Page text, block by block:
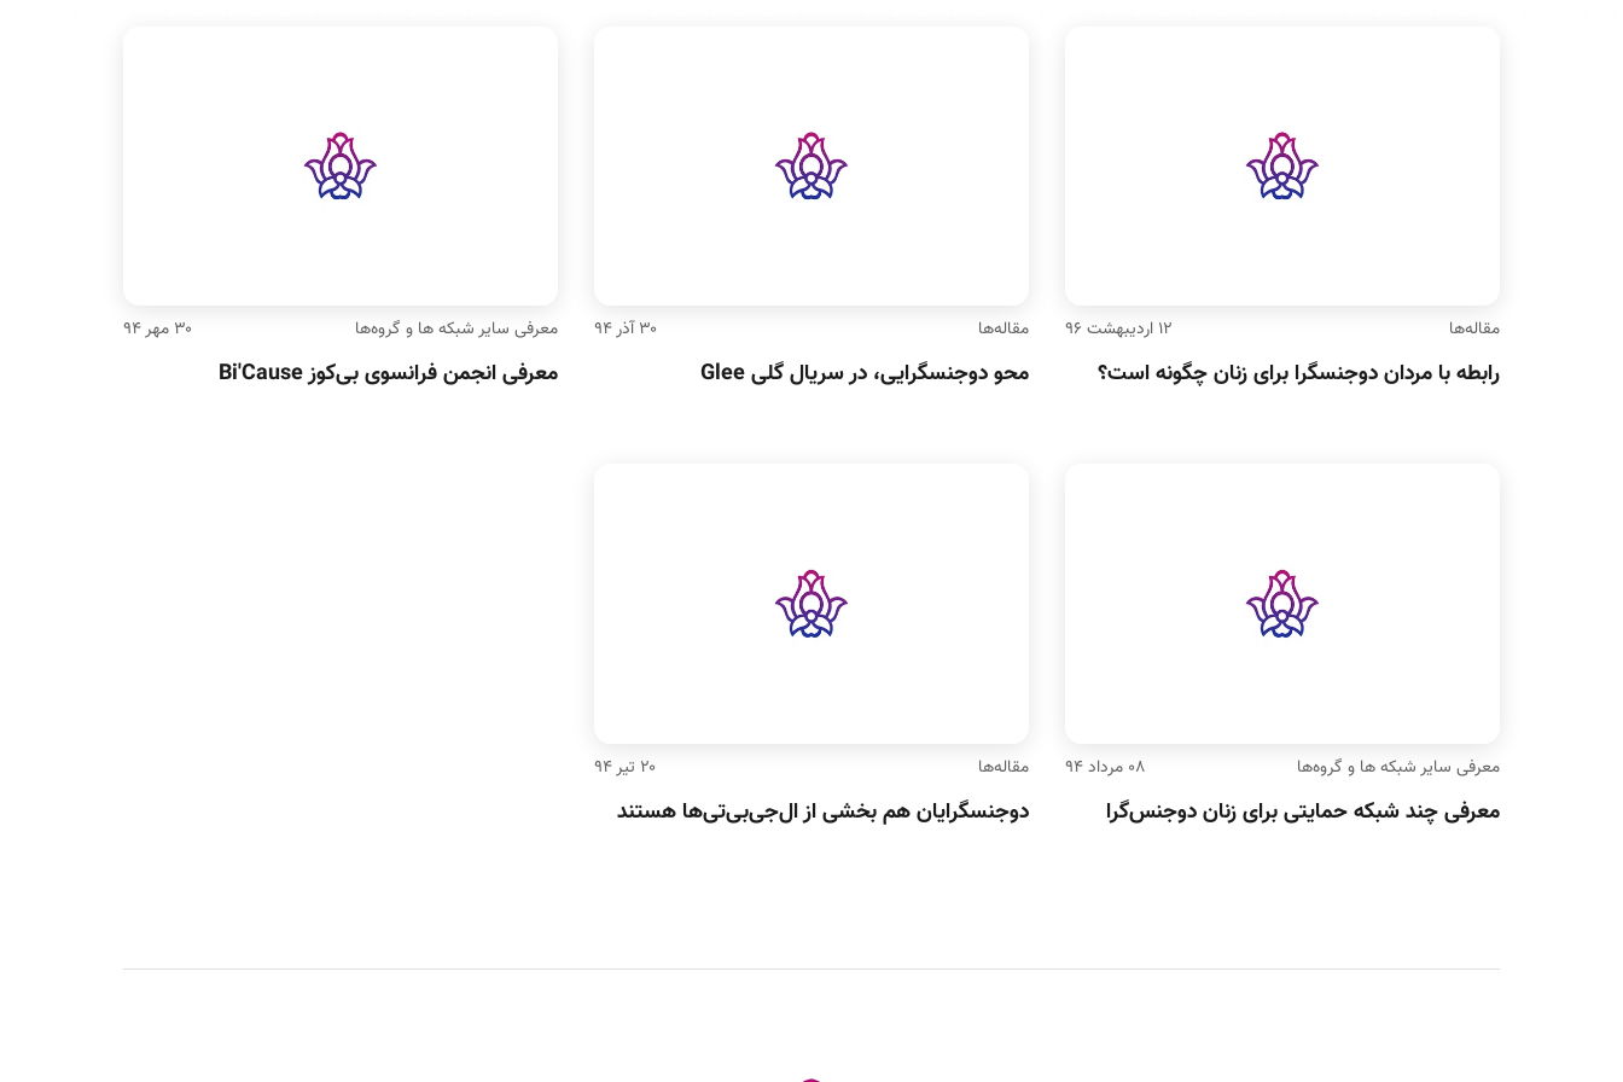
مقاله‌ها ۱۲ اردیبهشت ۹۶
رابطه با مردان دوجنسگرا برای زنان چگونه است؟
مقاله‌ها ۳۰ آذر ۹۴
محو دوجنسگرایی،‌ در سریال گلی Glee
معرفی سایر شبکه ها و گروه‌ها ۳۰ مهر ۹۴
معرفی انجمن فرانسوی بی‌کوز Bi'Cause
معرفی سایر شبکه ها و گروه‌ها ۰۸ مرداد ۹۴
معرفی چند شبکه‌ حمایتی برای زنان دوجنس‌گرا
مقاله‌ها ۲۰ تیر ۹۴
دوجنسگرایان هم بخشی از ال‌جی‌بی‌تی‌ها هستند